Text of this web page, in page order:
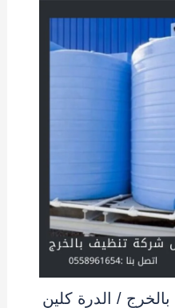
/ الدرة كلين